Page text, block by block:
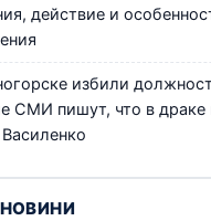
действие и
избили
СМИ пишут, что в